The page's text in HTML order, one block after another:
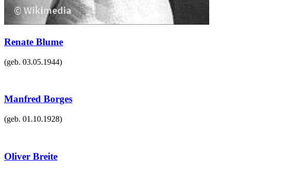
Renate Blume
(geb. 03.05.1944)
Manfred Borges
(geb. 01.10.1928)
Oliver Breite